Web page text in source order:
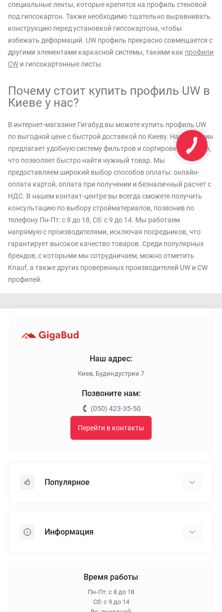
специальные ленты, которые крепятся на профиль стеновой
под гипсокартон. Также необходимо тщательно выравнивать
конструкцию перед установкой гипсокартона, чтобы
избежать деформаций. UW профиль прекрасно совмещается с
другими элементами каркасной системы, такими как профили
CW и гипсокартонные листы.
Почему стоит купить профиль UW в
Киеве у нас?
В интернет-магазине Гигабуд вы можете купить профиль UW
по выгодной цене с быстрой доставкой по Киеву. Наш магазин
предлагает удобную систему фильтров и сортировки товаров,
что позволяет быстро найти нужный товар. Мы
предоставляем широкий выбор способов оплаты: онлайн-
оплата картой, оплата при получении и безналичный расчет с
НДС. В нашем контакт-центре вы всегда сможете получить
консультацию по выбору стройматериалов, позвонив по
телефону Пн-Пт: с 8 до 18, Сб: с 9 до 14. Мы работаем
напрямую с производителями, исключая посредников, что
гарантирует высокое качество товаров. Среди популярных
брендов, с которыми мы сотрудничаем, можно отметить
Knauf, а также других проверенных производителей UW и CW
профилей.
Наш адрес:
Киев, Будиндустрии 7
Позвоните нам:
(050) 423-35-50
Перейти в контакты
Популярное
Пенопласт
Информация
Время работы
Пн-Пт: с 8 до 18
Сб: с 9 до 14